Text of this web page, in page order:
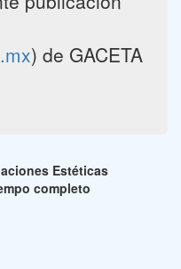
) de GACETA
Estéticas
completo